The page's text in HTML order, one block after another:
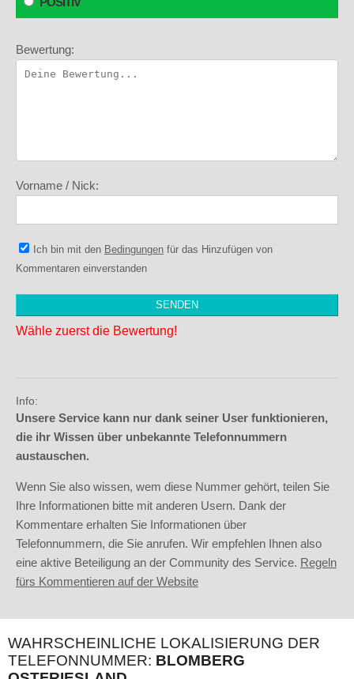
Bewertung:
Vorname / Nick:
Ich bin mit den Bedingungen für das Hinzufügen von
Kommentaren einverstanden
Wähle zuerst die Bewertung!
Info:
Unsere Service kann nur dank seiner User funktionieren,
die ihr Wissen über unbekannte Telefonnummern
austauschen.
Wenn Sie also wissen, wem diese Nummer gehört, teilen Sie
Ihre Informationen bitte mit anderen Usern. Dank der
Kommentare erhalten Sie Informationen über
Telefonnummern, die Sie anrufen. Wir empfehlen Ihnen also
eine aktive Beteiligung an der Community des Service. Regeln
fürs Kommentieren auf der Website
WAHRSCHEINLICHE LOKALISIERUNG DER
TELEFONNUMMER: BLOMBERG